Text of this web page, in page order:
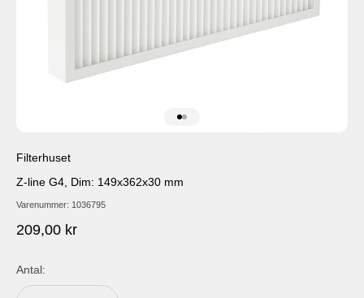
Filterhuset
Z-line G4, Dim: 149x362x30 mm
Varenummer: 1036795
Salgspris
209,00 kr
Antal: